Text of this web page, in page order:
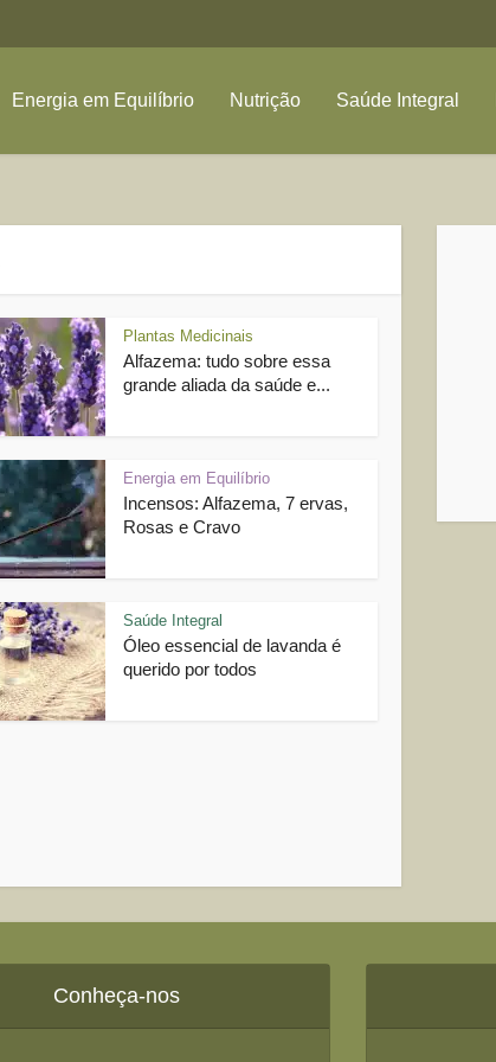
Energia em Equilíbrio Nutrição Saúde Integral
Plantas Medicinais
Alfazema: tudo sobre essa
grande aliada da saúde e...
Energia em Equilíbrio
Incensos: Alfazema, 7 ervas,
Rosas e Cravo
Saúde Integral
Óleo essencial de lavanda é
querido por todos
Conheça-nos